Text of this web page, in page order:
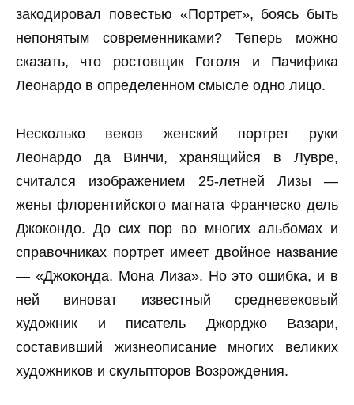
закодировал повестью «Портрет», боясь быть
непонятым современниками? Теперь можно
сказать, что ростовщик Гоголя и Пачифика
Леонардо в определенном смысле одно лицо.
Несколько веков женский портрет руки
Леонардо да Винчи, хранящийся в Лувре,
считался изображением 25-летней Лизы —
жены флорентийского магната Франческо дель
Джокондо. До сих пор во многих альбомах и
справочниках портрет имеет двойное название
— «Джоконда. Мона Лиза». Но это ошибка, и в
ней виноват известный средневековый
художник и писатель Джорджо Вазари,
составивший жизнеописание многих великих
художников и скульпторов Возрождения.